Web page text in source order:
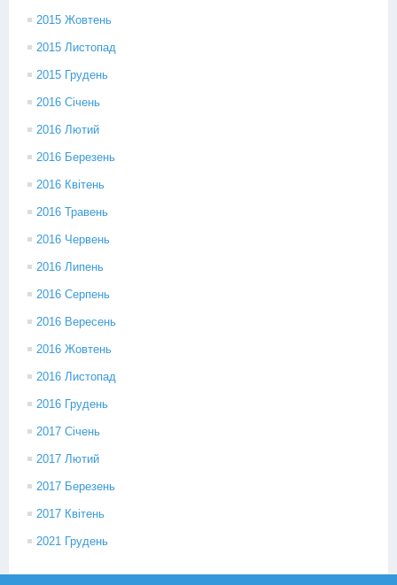
2015 Жовтень
2015 Листопад
2015 Грудень
2016 Січень
2016 Лютий
2016 Березень
2016 Квітень
2016 Травень
2016 Червень
2016 Липень
2016 Серпень
2016 Вересень
2016 Жовтень
2016 Листопад
2016 Грудень
2017 Січень
2017 Лютий
2017 Березень
2017 Квітень
2021 Грудень